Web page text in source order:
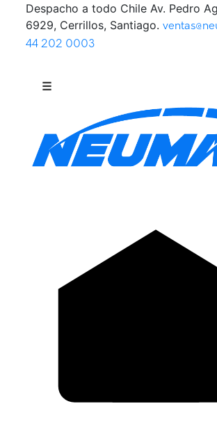
Saltar al contenido
Despacho a todo Chile Av. Pedro
6929, Cerrillos, Santiago.
44 202 0003
☰